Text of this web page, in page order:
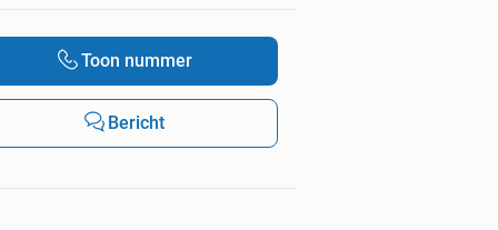
Toon nummer
Bericht